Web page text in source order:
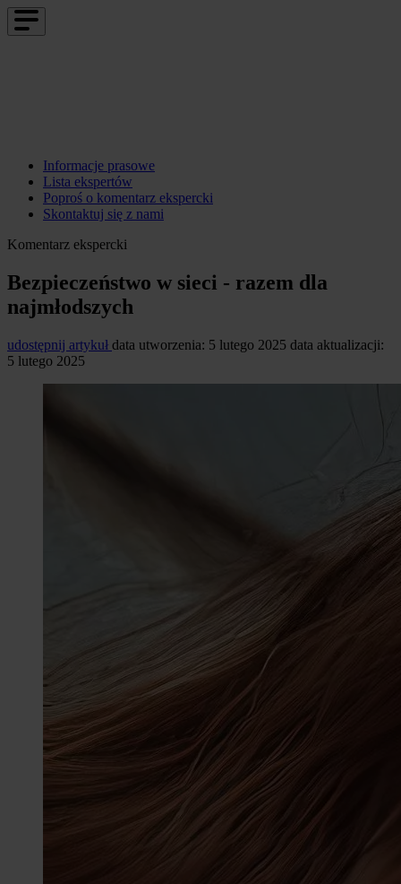
Informacje prasowe
Lista ekspertów
Poproś o komentarz ekspercki
Skontaktuj się z nami
Komentarz ekspercki
Bezpieczeństwo w sieci - razem dla
najmłodszych
udostępnij artykuł data utworzenia: 5 lutego 2025 data aktualizacji:
5 lutego 2025